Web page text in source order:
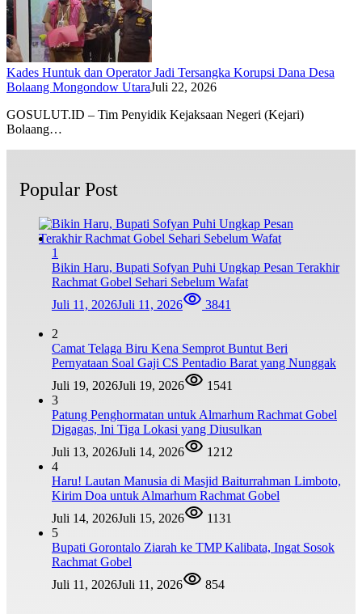
Kades Huntuk dan Operator Jadi Tersangka Korupsi Dana Desa
Bolaang Mongondow UtaraJuli 22, 2026
GOSULUT.ID – Tim Penyidik Kejaksaan Negeri (Kejari)
Bolaang…
Popular Post
1
Bikin Haru, Bupati Sofyan Puhi Ungkap Pesan Terakhir
Rachmat Gobel Sehari Sebelum Wafat
Juli 11, 2026Juli 11, 2026 3841
2
Camat Telaga Biru Kena Semprot Buntut Beri
Pernyataan Soal Gaji CS Pentadio Barat yang Nunggak
Juli 19, 2026Juli 19, 2026
1541
3
Patung Penghormatan untuk Almarhum Rachmat Gobel
Digagas, Ini Tiga Lokasi yang Diusulkan
Juli 13, 2026Juli 14, 2026
1212
4
Haru! Lautan Manusia di Masjid Baiturrahman Limboto,
Kirim Doa untuk Almarhum Rachmat Gobel
Juli 14, 2026Juli 15, 2026
1131
5
Bupati Gorontalo Ziarah ke TMP Kalibata, Ingat Sosok
Rachmat Gobel
Juli 11, 2026Juli 11, 2026 854